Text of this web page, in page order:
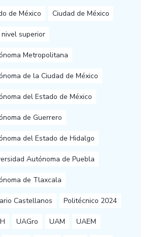
de México Ciudad de México
superior
Metropolitana
de la Ciudad de México
del Estado de México
de Guerrero
del Estado de Hidalgo
Autónoma de Puebla
de Tlaxcala
Castellanos Politécnico 2024
UAGro UAM UAEM